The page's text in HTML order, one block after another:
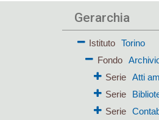
Gerarchia
Istituto
Torino
Fondo
Serie Atti
Serie
Serie